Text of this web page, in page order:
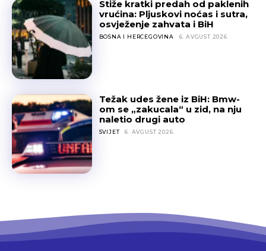
Stiže kratki predah od paklenih
vrućina: Pljuskovi noćas i sutra,
osvježenje zahvata i BiH
BOSNA I HERCEGOVINA 6. AVGUST 2026.
Težak udes žene iz BiH: Bmw-
om se „zakucala“ u zid, na nju
naletio drugi auto
SVIJET 6. AVGUST 2026.